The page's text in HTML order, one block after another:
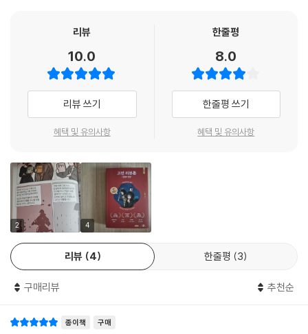
AI에게 물어보면 단박에 정답을 얻어내는 시대에도 통용되는 말일까?
맞다. 어떤 책이든 교훈이나 생각할 거리를 어느 정도 담고 있다. 하지만 책
은 AI처럼 직접적으로, 요점만 정리해 알려주지 않는다. 몇백 페이지나 되
는 종잇장을 끝까지 넘겨야 알듯 말듯 가늠할 수 있다. 고전은 말도 못한다.
5백 페이지, 1천 페이지는 예사! 낯선 시대, 낯선 나라 사람들의 이름과 지
위를 외우고, 막장 드라마보다 복잡한 인물관계도를 그리고, 실감하기 어
서 고생!
여기, 작가 키두니스트는 고전을 읽는 것에 그치지 않았다. 서평을 정리하
는 것으로 부족해 만화로 연재하고 있다. 어릴 때부터 두꺼운 책과 어려운
책을 좋아해 도저히 인싸가 될 수 없었다는 작가는 지금도 국내 유일의 만
화서평집 작가로 살고 있다. 그런데 작가는 고전을 소개하며 자기처럼 고
전을 좋아하는 사람들이 많다는 것을 알았다고 한다. ‘사서 고생하기를 좋
반의하며 책을 만들어갔고 결국엔 그 연맹 공식 홈페이지를 찾아 가입원서
리뷰
10.0
리뷰 쓰기
혜택 및 유의사항
한줄평
8.0
한줄평 쓰기
혜택 및 유의사항
2 4
리뷰 4 한줄평 3
구매리뷰 추천순
종이책 구매